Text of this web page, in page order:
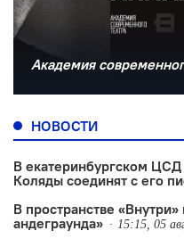
Академия
НОВОСТИ
В екатеринбургском
Коляды соединят с его
В пространстве
андеграунда»
15:15, 05